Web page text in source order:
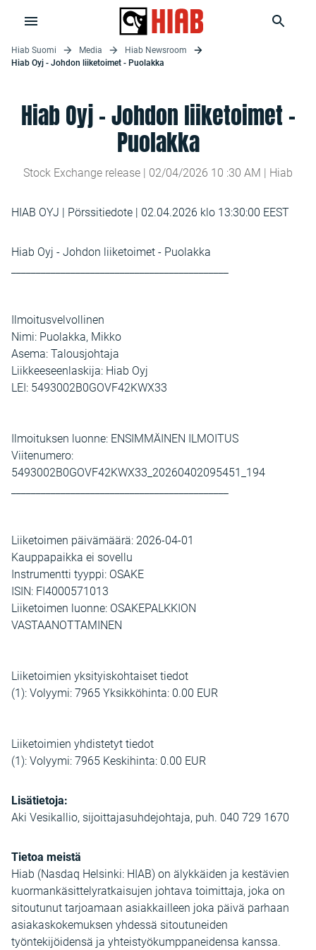
Hiab Suomi Media
Hiab Newsroom
Hiab Oyj - Johdon liiketoimet - Puolakka
Hiab Oyj - Johdon liiketoimet -
Puolakka
Stock Exchange release | 02/04/2026 10 :30 AM | Hiab
HIAB OYJ | Pörssitiedote | 02.04.2026 klo 13:30:00 EEST
Hiab Oyj - Johdon liiketoimet - Puolakka
Ilmoitusvelvollinen
Nimi: Puolakka, Mikko
Asema: Talousjohtaja
Liikkeeseenlaskija: Hiab Oyj
LEI: 5493002B0GOVF42KWX33
Ilmoituksen luonne: ENSIMMÄINEN ILMOITUS
Viitenumero:
5493002B0GOVF42KWX33_20260402095451_194
Liiketoimen päivämäärä: 2026-04-01
Kauppapaikka ei sovellu
Instrumentti tyyppi: OSAKE
ISIN: FI4000571013
Liiketoimen luonne: OSAKEPALKKION
VASTAANOTTAMINEN
Liiketoimien yksityiskohtaiset tiedot
(1): Volyymi: 7965 Yksikköhinta: 0.00 EUR
Liiketoimien yhdistetyt tiedot
(1): Volyymi: 7965 Keskihinta: 0.00 EUR
Lisätietoja:
Aki Vesikallio, sijoittajasuhdejohtaja, puh. 040 729 1670
Tietoa meistä
Hiab (Nasdaq Helsinki: HIAB) on älykkäiden ja kestävien
kuormankäsittelyratkaisujen johtava toimittaja, joka on
sitoutunut tarjoamaan asiakkailleen joka päivä parhaan
asiakaskokemuksen yhdessä sitoutuneiden
työntekijöidensä ja yhteistyökumppaneidensa kanssa.